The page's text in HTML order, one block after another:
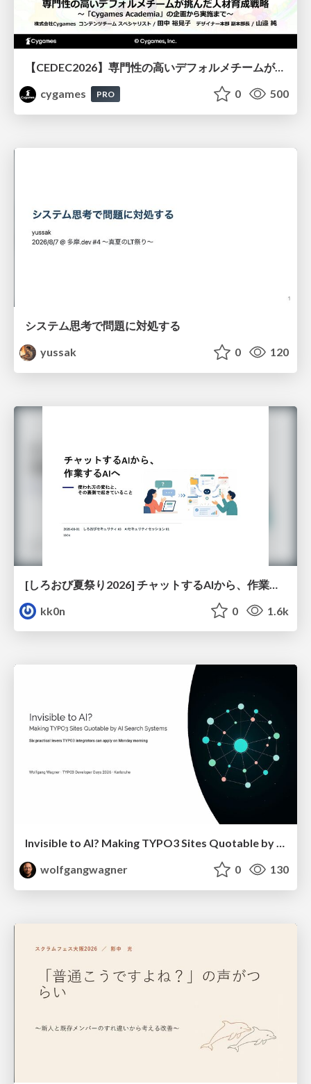
【CEDEC2026】専門性の高いデフォルメチームが挑んだ人材育成戦略 〜Cygames Academiaの企画から実施まで〜
cygames
PRO 0 500
システム思考で問題に対処する
yussak
0 120
kk0n
0 1.6k
Invisible to AI? Making TYPO3 Sites Quotable by AI Search Systems
wolfgangwagner
0 130